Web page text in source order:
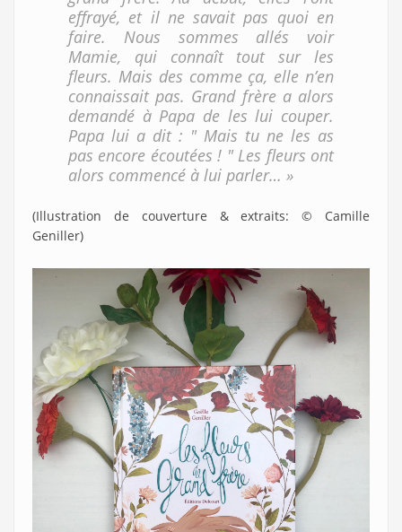
effrayé, et il ne savait pas quoi en
faire. Nous sommes allés voir
Mamie, qui connaît tout sur les
fleurs. Mais des comme ça, elle n’en
connaissait pas. Grand frère a alors
demandé à Papa de les lui couper.
Papa lui a dit : " Mais tu ne les as
pas encore écoutées ! " Les fleurs ont
alors commencé à lui parler… »
(Illustration de couverture & extraits: © Camille
Geniller)